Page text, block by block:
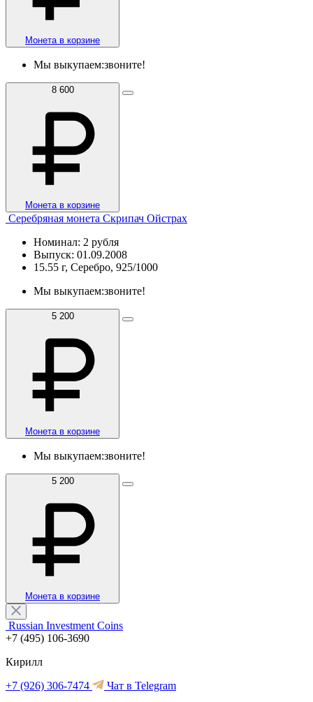
Монета в корзине
Мы выкупаем:звоните!
8 600
Монета в корзине
Серебряная монета Скрипач Ойстрах
Номинал: 2 рубля
Выпуск: 01.09.2008
15.55 г, Серебро, 925/1000
Мы выкупаем:звоните!
5 200
Монета в корзине
Мы выкупаем:звоните!
5 200
Монета в корзине
Russian Investment Coins
+7 (495) 106-3690
Кирилл
+7 (926) 306-7474
Чат в Telegram